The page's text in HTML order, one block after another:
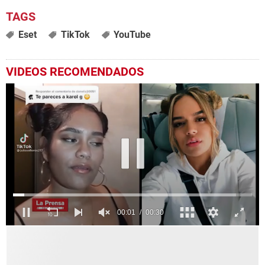
Eset TikTok YouTube
VIDEOS RECOMENDADOS